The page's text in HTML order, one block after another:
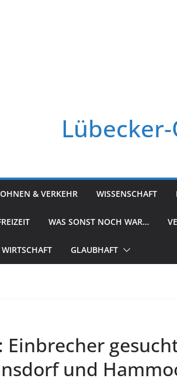
& VERKEHR WISSENSCHAFT
WAS SONST NOCH WAR…
GLAUBHAFT
Einbrecher
und